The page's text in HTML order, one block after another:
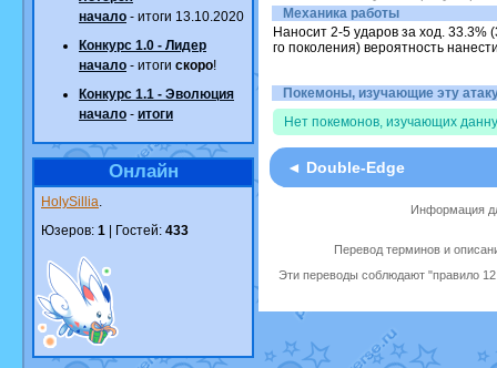
начало - итоги 13.10.2020
Конкурс 1.0 - Лидер
начало - итоги скоро!
Конкурс 1.1 - Эволюция
начало - итоги
Онлайн
HolySillia.
Юзеров: 1 | Гостей: 433
Механика работы
Наносит 2-5 ударов за ход. 33.3%
го поколения) вероятность
Покемоны, изучающие эту
Нет покемонов, изучающих
◄ Double-Edge
Информация
Перевод терминов и
Эти переводы соблюдают "правило 12